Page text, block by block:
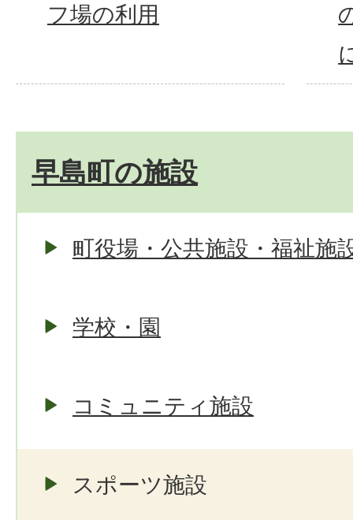
フ場の利用
早島町の施設
町役場・公共施設・福祉施
学校・園
コミュニティ施設
スポーツ施設